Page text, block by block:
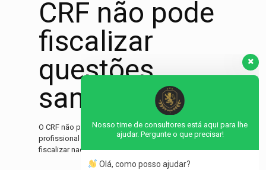
CRF não pode
fiscalizar
questões
sanitárias
O CRF não pode fiscalizar nada além da presença do
profissional A afirmação de que o CRF não pode
fiscalizar nada além da presença do farmacêutico[…]
Nosso time de consultores está aqui para lhe
ajudar. Pergunte o que precisar!
Olá, como posso ajudar?